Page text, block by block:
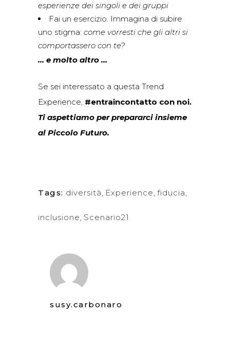
esperienze dei singoli e dei gruppi
Fai un esercizio. Immagina di subire
uno stigma: come vorresti che gli altri si
comportassero con te?
… e molto altro …
Se sei interessato a questa Trend
Experience, #entraincontatto con noi.
Ti aspettiamo per prepararci insieme
al Piccolo Futuro.
Tags: diversità, Experience, fiducia,
inclusione, Scenario21
susy.carbonaro